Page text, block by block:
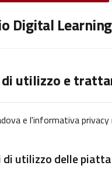
Digital
di utilizzo e
e l'informativa
di utilizzo delle